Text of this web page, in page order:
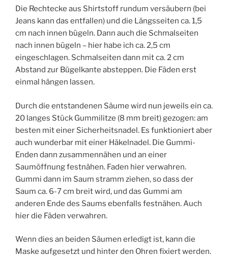
Die Rechtecke aus Shirtstoff rundum versäubern (bei
Jeans kann das entfallen) und die Längsseiten ca. 1,5
cm nach innen bügeln. Dann auch die Schmalseiten
nach innen bügeln – hier habe ich ca. 2,5 cm
eingeschlagen. Schmalseiten dann mit ca. 2 cm
Abstand zur Bügelkante absteppen. Die Fäden erst
einmal hängen lassen.
Durch die entstandenen Säume wird nun jeweils ein ca.
20 langes Stück Gummilitze (8 mm breit) gezogen: am
besten mit einer Sicherheitsnadel. Es funktioniert aber
auch wunderbar mit einer Häkelnadel. Die Gummi-
Enden dann zusammennähen und an einer
Saumöffnung festnähen. Faden hier verwahren.
Gummi dann im Saum stramm ziehen, so dass der
Saum ca. 6-7 cm breit wird, und das Gummi am
anderen Ende des Saums ebenfalls festnähen. Auch
hier die Fäden verwahren.
Wenn dies an beiden Säumen erledigt ist, kann die
Maske aufgesetzt und hinter den Ohren fixiert werden.